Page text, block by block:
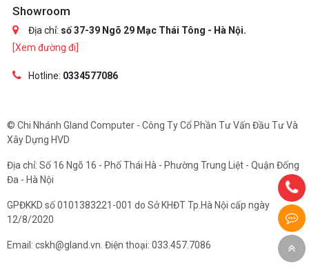
Showroom
Địa chỉ: số 37-39 Ngõ 29 Mạc Thái Tông - Hà Nội.
[Xem đường đi]
Hotline: 0334577086
© Chi Nhánh Gland Computer - Công Ty Cổ Phần Tư Vấn Đầu Tư Và
Xây Dựng HVD
Địa chỉ: Số 16 Ngõ 16 - Phố Thái Hà - Phường Trung Liệt - Quận Đống
Đa - Hà Nội
GPĐKKD số 0101383221-001 do Sở KHĐT Tp.Hà Nội cấp ngày
12/8/2020
Email: cskh@gland.vn. Điện thoại: 033.457.7086